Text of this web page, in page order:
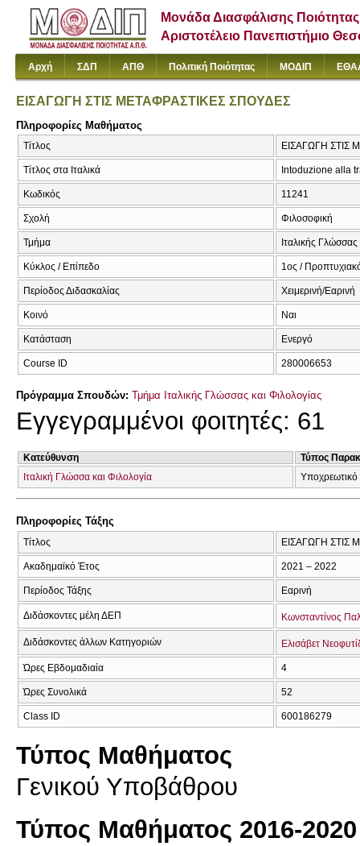
Μονάδα Διασφάλισης Ποιότητας
Αριστοτέλειο Πανεπιστήμιο
Αρχή ΣΔΠ ΑΠΘ Πολιτική Ποιότητας ΜΟΔΙΠ
ΕΙΣΑΓΩΓΗ ΣΤΙΣ ΜΕΤΑΦΡΑΣΤΙΚΕΣ ΣΠΟΥΔΕΣ
Πληροφορίες Μαθήματος
Τίτλος ΕΙΣΑΓΩΓΗ ΣΤΙΣ
Τίτλος στα Ιταλικά Intoduzione alla
Κωδικός 11241
Σχολή Φιλοσοφική
Τμήμα Ιταλικής
Κύκλος / Επίπεδο 1ος /
Περίοδος Διδασκαλίας Χειμερινή/Εαρινή
Κοινό Ναι
Κατάσταση Ενεργό
Course ID 280006653
Πρόγραμμα Σπουδών: Τμήμα Ιταλικής Γλώσσας και Φιλολογίας
Εγγεγραμμένοι φοιτητές: 61
Κατεύθυνση
Τύπος
Ιταλική Γλώσσα και Φιλολογία
Υποχρεωτικό
Πληροφορίες Τάξης
Τίτλος ΕΙΣΑΓΩΓΗ ΣΤΙΣ
Ακαδημαϊκό Έτος 2021 – 2022
Περίοδος Τάξης Εαρινή
Διδάσκοντες μέλη ΔΕΠ Κωνσταντίνος
Διδάσκοντες άλλων Κατηγοριών Ελισάβετ
Ώρες Εβδομαδιαία 4
Ώρες Συνολικά 52
Class ID 600186279
Τύπος Μαθήματος
Γενικού Υποβάθρου
Τύπος Μαθήματος 2016-2020